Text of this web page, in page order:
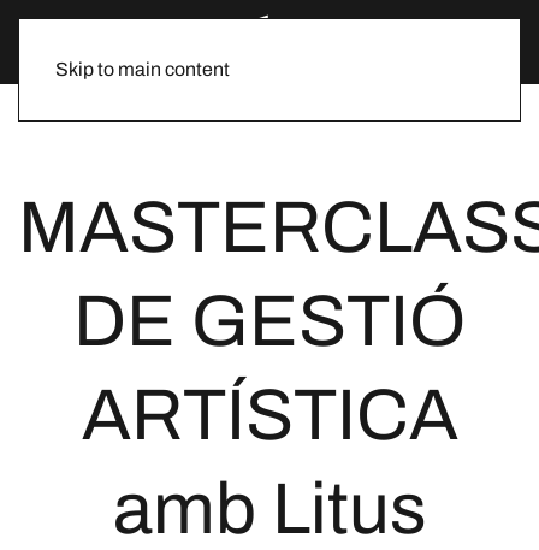
Skip to main content
DE GESTIÓ
ARTÍSTICA
amb Litus